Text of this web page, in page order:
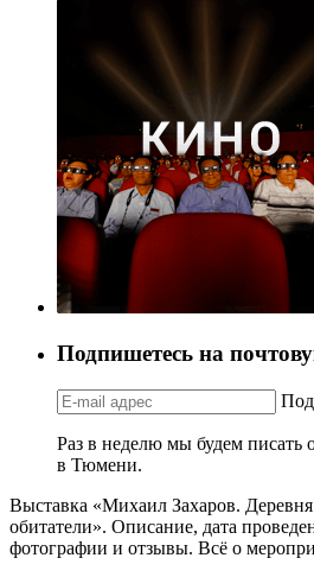
Подпишетесь на
Раз в неделю мы будем писать
в Тюмени.
Выставка «Михаил Захаров. Деревня
обитатели». Описание, дата
фотографии и отзывы. Всё о